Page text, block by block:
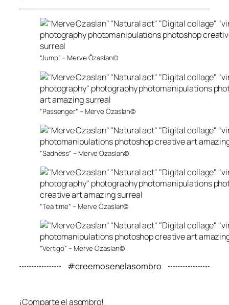
“Jump” – Merve Özaslan©
“Passenger” – Merve Özaslan©
“Sadness” – Merve Özaslan©
“Tea time” – Merve Özaslan©
“Vertigo” – Merve Özaslan©
#creemosenelasombro
¡Comparte el asombro!